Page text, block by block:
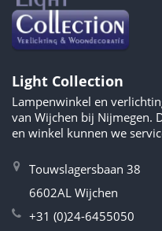
Light Collection
Lampenwinkel en
van Wijchen bij Nijmegen.
en winkel kunnen we
Touwslagersbaan 38
6602AL Wijchen
+31 (0)24-6455050